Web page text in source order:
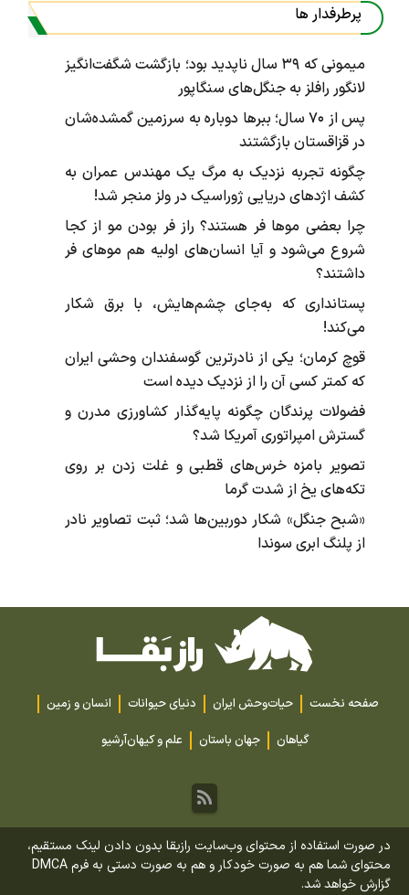
پرطرفدار ها
میمونی که ۳۹ سال ناپدید بود؛ بازگشت شگفت‌انگیز
لانگور رافلز به جنگل‌های سنگاپور
پس از ۷۰ سال؛ ببرها دوباره به سرزمین گمشده‌شان
در قزاقستان بازگشتند
چگونه تجربه نزدیک به مرگ یک مهندس عمران به
کشف اژد‌های دریایی ژوراسیک در ولز منجر شد!
چرا بعضی موها فر هستند؟ راز فر بودن مو از کجا
شروع می‌شود و آیا انسان‌های اولیه هم موهای فر
داشتند؟
پستانداری که به‌جای چشم‌هایش، با برق شکار
می‌کند!
قوچ کرمان؛ یکی از نادرترین گوسفندان وحشی ایران
که کمتر کسی آن را از نزدیک دیده است
فضولات پرندگان چگونه پایه‌گذار کشاورزی مدرن و
گسترش امپراتوری آمریکا شد؟
تصویر بامزه خرس‌های قطبی و غلت زدن بر روی
تکه‌های یخ از شدت گرما
«شبح جنگل» شکار دوربین‌ها شد؛ ثبت تصاویر نادر
از پلنگ ابری سوندا
صفحه نخست حیات‌وحش ایران دنیای حیوانات
انسان و زمین
گیاهان
جهان باستان علم و کیهانآرشیو
در صورت استفاده از محتوای وب‌سایت رازبقا بدون دادن لینک مستقیم،
محتوای شما هم به صورت خودکار و هم به صورت دستی به فرم DMCA
گزارش خواهد شد.